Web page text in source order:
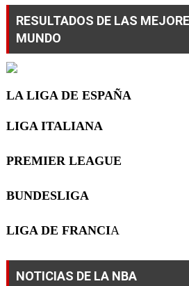
RESULTADOS DE LAS
MUNDO
LA LIGA DE ESPAÑA
LIGA ITALIANA
PREMIER LEAGUE
BUNDESLIGA
LIGA DE FRANCIA
NOTICIAS DE LA NBA